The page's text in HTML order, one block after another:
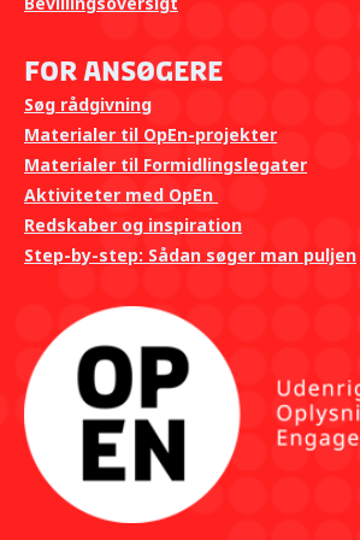
For ansøgere
Søg rådgivning
Materialer til OpEn-projekter
Materialer til Formidlingslegater
Aktiviteter med OpEn
Redskaber og inspiration
Step-by-step: Sådan søger man puljen